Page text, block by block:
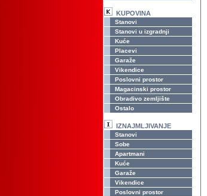
KUPOVINA
Stanovi
Stanovi u izgradnji
Kuće
Placevi
Garaže
Vikendice
Poslovni prostor
Magacinski prostor
Obradivo zemljište
Ostalo
IZNAJMLJIVANJE
Stanovi
Sobe
Apartmani
Kuće
Garaže
Vikendice
Poslovni prostor